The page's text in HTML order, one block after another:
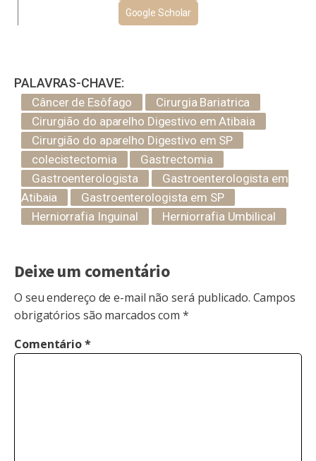
Google Scholar
PALAVRAS-CHAVE:
Câncer de Esôfago
Cirurgia Bariatrica
Cirurgião do aparelho Digestivo em Atibaia
Cirurgião do aparelho Digestivo em SP
colecistectomia
Gastrectomia
Gastroenterologista
Gastroenterologista em
Atibaia
Gastroenterologista em SP
Herniorrafia Inguinal
Herniorrafia Umbilical
Deixe um comentário
O seu endereço de e-mail não será publicado. Campos
obrigatórios são marcados com *
Comentário*